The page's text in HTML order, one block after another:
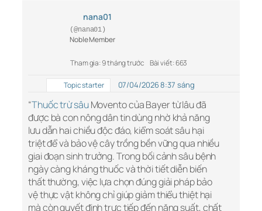
nana01
(@nana01)
Noble Member
Tham gia: 9 tháng trước Bài viết: 663
Topic starter 07/04/2026 8:37 sáng
“Thuốc trừ sâuMovento của Bayer từ lâu đã
được bà con nông dân tin dùng nhờ khả năng
lưu dẫn hai chiều độc đáo, kiểm soát sâu hại
triệt để và bảo vệ cây trồng bền vững qua nhiều
giai đoạn sinh trưởng. Trong bối cảnh sâu bệnh
ngày càng kháng thuốc và thời tiết diễn biến
thất thường, việc lựa chọn đúng giải pháp bảo
vệ thực vật không chỉ giúp giảm thiểu thiệt hại
mà còn quyết định trực tiếp đến năng suất, chất